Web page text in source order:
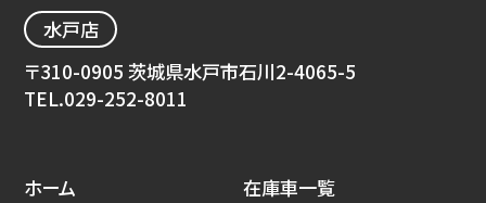
水戸店
〒310-0905 茨城県水戸市石川2-4065-5
TEL.029-252-8011
ホーム
在庫車一覧